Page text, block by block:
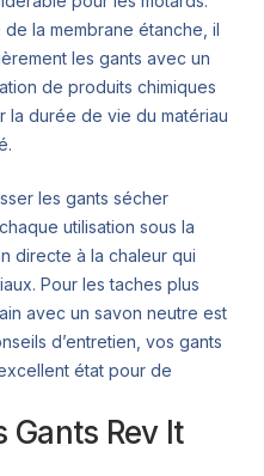
la membrane étanche, il
les gants avec un
de produits chimiques
la durée de vie du matériau
les gants sécher
utilisation sous la
directe à la chaleur qui
Pour les taches plus
avec un savon neutre est
d’entretien, vos gants
état pour de
Gants Rev It